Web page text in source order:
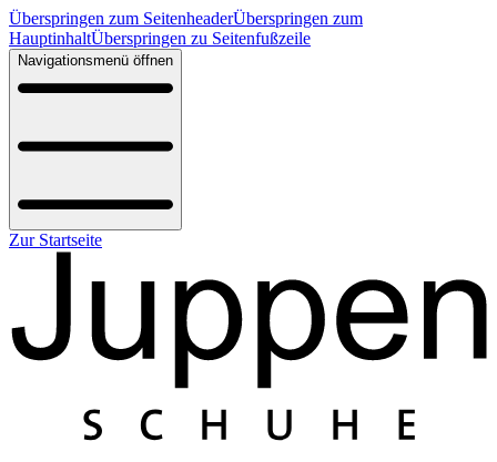
Überspringen zum SeitenheaderÜberspringen zum
HauptinhaltÜberspringen zu Seitenfußzeile
Navigationsmenü öffnen
Zur Startseite